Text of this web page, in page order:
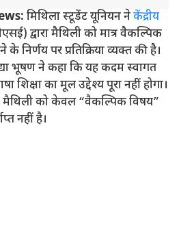
मिथिला स्टूडेंट यूनियन नेकेंद्रीय
द्वारा मैथिली को मात्र वैकल्पिक
पर प्रतिक्रिया व्यक्त की है।
भूषण ने कहा कि यह कदम स्वागत
शिक्षा का मूल उद्देश्य पूरा नहीं होगा।
मैथिली को केवल “वैकल्पिक विषय”
नहीं है।